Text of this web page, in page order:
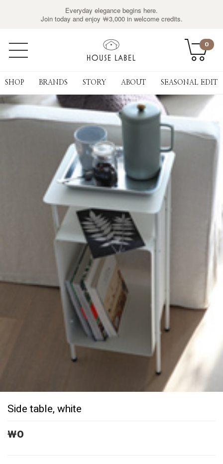
Everyday elegance begins here.
Join today and enjoy ￦3,000 in welcome credits.
0
SHOP BRANDS STORY ABOUT SEASONAL EDIT
Side table, white
￦0